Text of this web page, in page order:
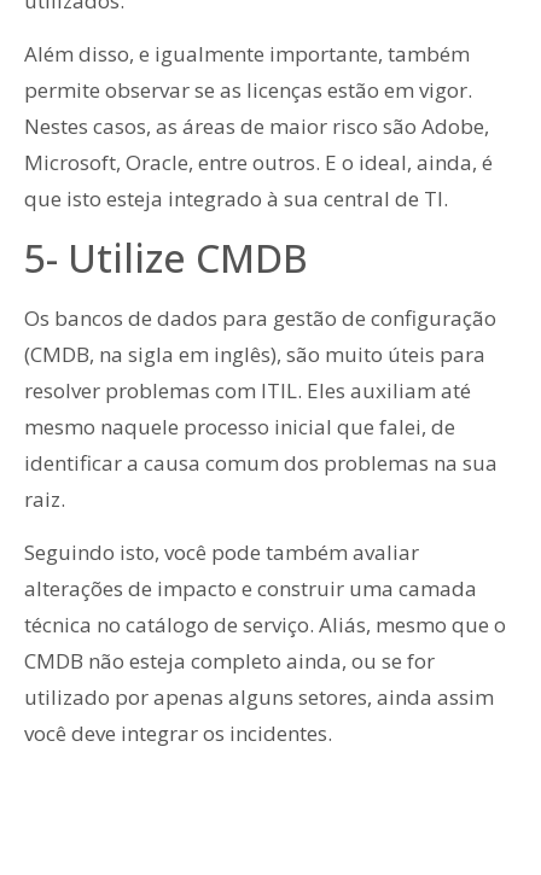
Além disso, e igualmente importante, também
permite observar se as licenças estão em vigor.
Nestes casos, as áreas de maior risco são Adobe,
Microsoft, Oracle, entre outros. E o ideal, ainda, é
que isto esteja integrado à sua central de TI.
5- Utilize CMDB
Os bancos de dados para gestão de configuração
(CMDB, na sigla em inglês), são muito úteis para
resolver problemas com ITIL. Eles auxiliam até
mesmo naquele processo inicial que falei, de
identificar a causa comum dos problemas na sua
raiz.
Seguindo isto, você pode também avaliar
alterações de impacto e construir uma camada
técnica no catálogo de serviço. Aliás, mesmo que o
CMDB não esteja completo ainda, ou se for
utilizado por apenas alguns setores, ainda assim
você deve integrar os incidentes.